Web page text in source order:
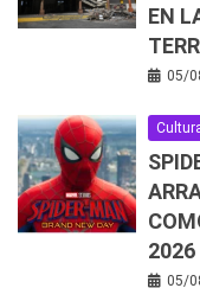
EN
05/
2026
05/